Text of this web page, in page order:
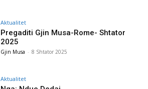
Aktualitet
Pregaditi Gjin Musa-Rome- Shtator
2025
Gjin Musa - 8 Shtator 2025
Aktualitet